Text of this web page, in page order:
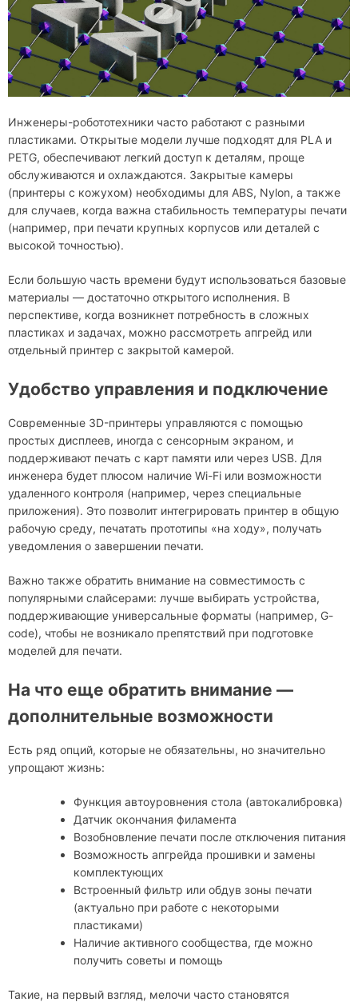
Инженеры-робототехники часто работают с разными
пластиками. Открытые модели лучше подходят для PLA и
PETG, обеспечивают легкий доступ к деталям, проще
обслуживаются и охлаждаются. Закрытые камеры
(принтеры с кожухом) необходимы для ABS, Nylon, а также
для случаев, когда важна стабильность температуры печати
(например, при печати крупных корпусов или деталей с
высокой точностью).
Если большую часть времени будут использоваться базовые
материалы — достаточно открытого исполнения. В
перспективе, когда возникнет потребность в сложных
пластиках и задачах, можно рассмотреть апгрейд или
отдельный принтер с закрытой камерой.
Удобство управления и подключение
Современные 3D-принтеры управляются с помощью
простых дисплеев, иногда с сенсорным экраном, и
поддерживают печать с карт памяти или через USB. Для
инженера будет плюсом наличие Wi-Fi или возможности
удаленного контроля (например, через специальные
приложения). Это позволит интегрировать принтер в общую
рабочую среду, печатать прототипы «на ходу», получать
уведомления о завершении печати.
Важно также обратить внимание на совместимость с
популярными слайсерами: лучше выбирать устройства,
поддерживающие универсальные форматы (например, G-
code), чтобы не возникало препятствий при подготовке
моделей для печати.
На что еще обратить внимание —
дополнительные возможности
Есть ряд опций, которые не обязательны, но значительно
упрощают жизнь:
Функция автоуровнения стола (автокалибровка)
Датчик окончания филамента
Возобновление печати после отключения питания
Возможность апгрейда прошивки и замены
комплектующих
Встроенный фильтр или обдув зоны печати
(актуально при работе с некоторыми
пластиками)
Наличие активного сообщества, где можно
получить советы и помощь
Такие, на первый взгляд, мелочи часто становятся